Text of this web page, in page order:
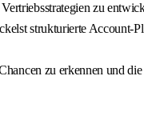
zu
strukturierte Account-
zu erkennen und